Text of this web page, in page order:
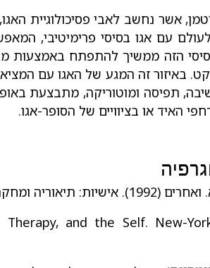
אשר נחשב לאבי פסיכולוגיית
עם אגו בסיסי פרימיטיבי,
הזה ממשיך להתפתח באמצעות
באיזור זה המגע של האגו עם
תפיסה ומוטוריקה, מתבצעת
האיד או בציוויים של הסופר-אגו.
ומחקר. תל-אביב: האוניברסיטה הפתוחה.
Therapy, and the Self. New-